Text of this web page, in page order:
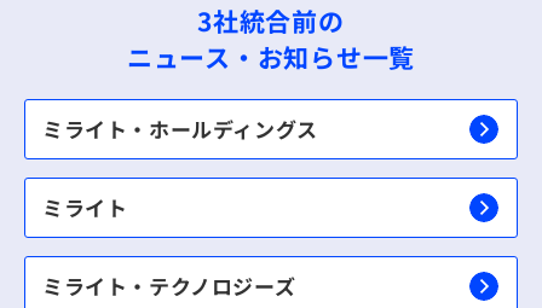
3社統合前の
ニュース・お知らせ一覧
ミライト・ホールディングス
ミライト
ミライト・テクノロジーズ